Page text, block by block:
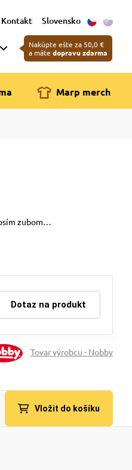
Kontakt Slovensko
Nakúpte ešte za 50,0 €
a máte dopravu zdarma
Marp merch
zubom…
Dotaz na produkt
Tovar výrobcu - Nobby
Vložit do košíku